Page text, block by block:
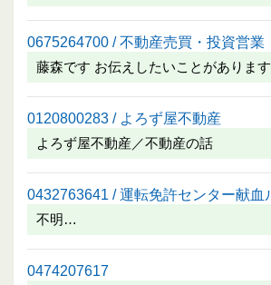
0675264700 / 不動産売買・投資営業
藤森です お伝えしたいことがありま
0120800283 / よろず屋不動産
よろず屋不動産／不動産の話
0432763641 / 運転免許センター献血
不明…
0474207617